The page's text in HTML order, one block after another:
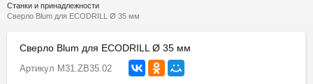
Станки и принадлежности
Сверло Blum для ECODRILL Ø 35 мм
Сверло Blum для ECODRILL Ø 35 мм
Артикул M31.ZB35.02